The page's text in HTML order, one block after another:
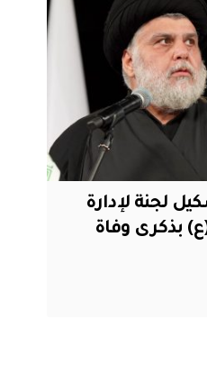
لجنة لإدارة
بذكرى وفاة